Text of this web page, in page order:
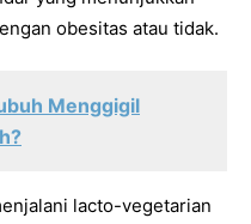
obesitas atau tidak.
Menggigil
lacto-vegetarian